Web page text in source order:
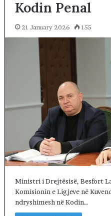
Kodin Penal
21 January 2026 155
Ministri i Drejtësisë, Besfort
Komisionin e Ligjeve në
ndryshimesh në Kodin…